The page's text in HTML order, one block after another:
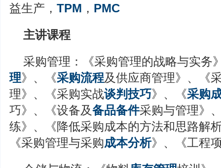
益生产， TPM ， PMC
主讲课程
采购管理：《采购管理的战略与实务
理》、《采购流程及供应商管理》、《
理》、《采购实战谈判技巧》、《采购
巧》、《设备及备品备件采购与管理》
练》、《降低采购成本的方法和思路解
《采购管理与采购成本分析》、《工程